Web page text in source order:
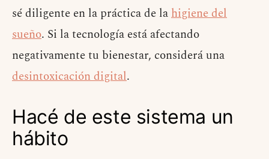
sé diligente en la práctica de lahigiene del
sueño. Si la tecnología está afectando
negativamente tu bienestar, considerá una
desintoxicación digital.
Hacé de este sistema un
hábito